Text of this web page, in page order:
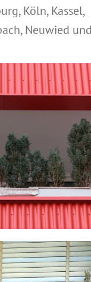
Köln, Kassel,
Neuwied
KLICKE HIER